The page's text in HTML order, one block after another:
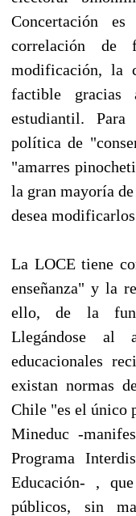
Concertación
correlación de
modificación, la
factible gracias
estudiantil. Para
política de
"amarres
la gran mayoría
desea
La LOCE tiene
enseñanza" y la
ello, de la
Llegándose al
educacionales
existan normas
Chile "es el único
Mineduc -
Programa
Educación- ,
públicos, sin